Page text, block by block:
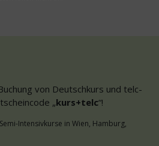
von Deutschkurs und telc-
„kurs+telc“!
Intensivkurse in Wien, Hamburg,